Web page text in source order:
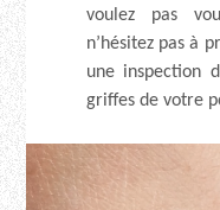
voulez pas
n’hésitez pas à
une inspection
griffes de votre